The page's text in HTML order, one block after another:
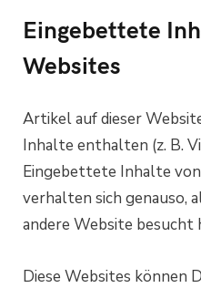
Eingebettete
Websites
Artikel auf dieser
Inhalte enthalten (z. B.
Eingebettete Inhalte
verhalten sich genauso,
andere Website besucht
Diese Websites können